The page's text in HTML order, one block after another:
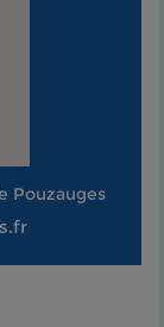
Pouzauges